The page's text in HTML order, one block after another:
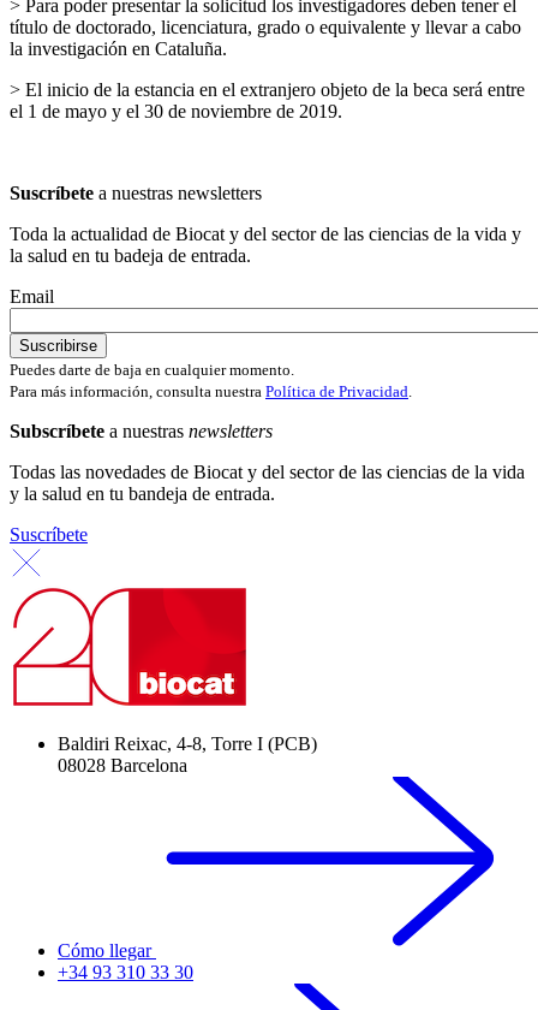
> Para poder presentar la solicitud los investigadores deben tener el
título de doctorado, licenciatura, grado o equivalente y llevar a cabo
la investigación en Cataluña.
> El inicio de la estancia en el extranjero objeto de la beca será entre
el 1 de mayo y el 30 de noviembre de 2019.
Suscríbete a nuestras newsletters
Toda la actualidad de Biocat y del sector de las ciencias de la vida y
la salud en tu badeja de entrada.
Email
Puedes darte de baja en cualquier momento.
Para más información, consulta nuestra Política de Privacidad
Subscríbete a nuestras newsletters
Todas las novedades de Biocat y del sector de las ciencias de la vida
y la salud en tu bandeja de entrada.
Suscríbete
Baldiri Reixac, 4-8, Torre I (PCB)
08028 Barcelona
Cómo llegar
+34 93 310 33 30